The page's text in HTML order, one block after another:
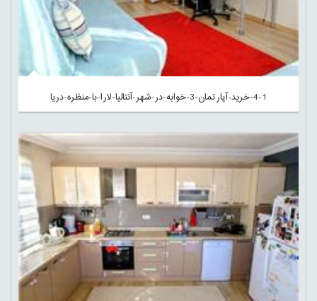
4-1-خرید-آپارتمان-3-خوابه-در-شهر-آنتالیا-لارا-با-منظره-دریا